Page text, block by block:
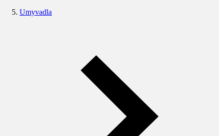
Umyvadla